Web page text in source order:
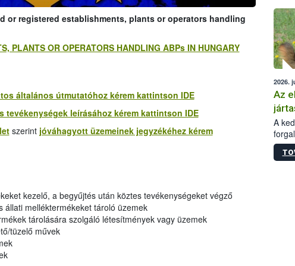
or registered establishments, plants or operators handling
PLANTS OR OPERATORS HANDLING ABPs IN HUNGARY
általános útmutatóhoz kérem kattintson IDE
leírásához kérem kattintson IDE
szerint jóváhagyott üzemeinek jegyzékéhez kérem
kezelő, a begyűjtés után köztes tevékenységeket végző
állati melléktermékeket tároló üzemek
tárolására szolgáló létesítmények vagy üzemek
tüzelő művek
2026.
Az
A